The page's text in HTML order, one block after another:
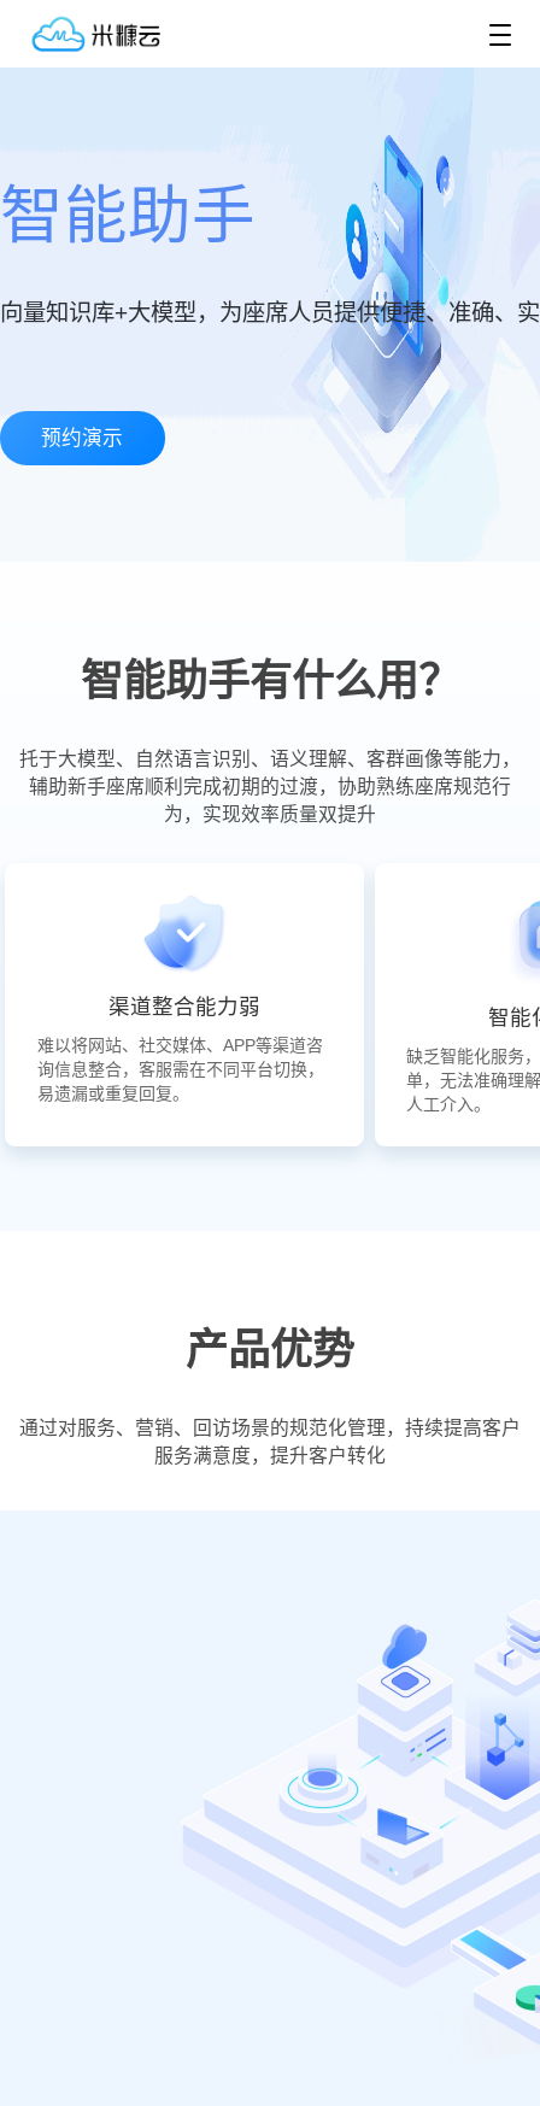
智能助手
向量知识库+大模型，为座席人员提供便捷、准确、
预约演示
智能助手有什么用？
托于大模型、自然语言识别、语义理解、客群画像等能力，
辅助新手座席顺利完成初期的过渡，协助熟练座席规范行
为，实现效率质量双提升
渠道整合能力弱
难以将网站、社交媒体、APP等渠道咨
询信息整合，客服需在不同平台切换，
易遗漏或重复回复。
智能
缺乏智能化服务
单，无法准确理
人工介入。
产品优势
通过对服务、营销、回访场景的规范化管理，持续提高客户
服务满意度，提升客户转化